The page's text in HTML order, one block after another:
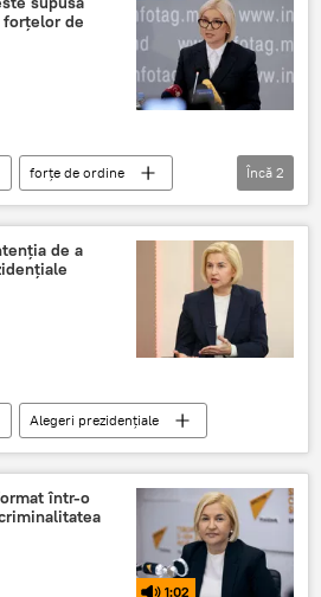
de
forțe de ordine
Încă 2
de a
Alegeri prezidenţiale
într-o
1:02